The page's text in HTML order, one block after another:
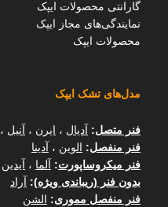
گارانتی محصولات ایپک
نمایندگی‌های مجاز ایپک
محصولات ایپک
مدل‌های تشک ایپک
فنر متصل: آدیال ، ایرن ، آنیل ،
فنر منفصل: الوین ، آدینا
فنر میکروساپورت: آلما ، آیدین
بدون فنر (ریباندی ویژه):
آراد
فنر منفصل مموری:
الشن